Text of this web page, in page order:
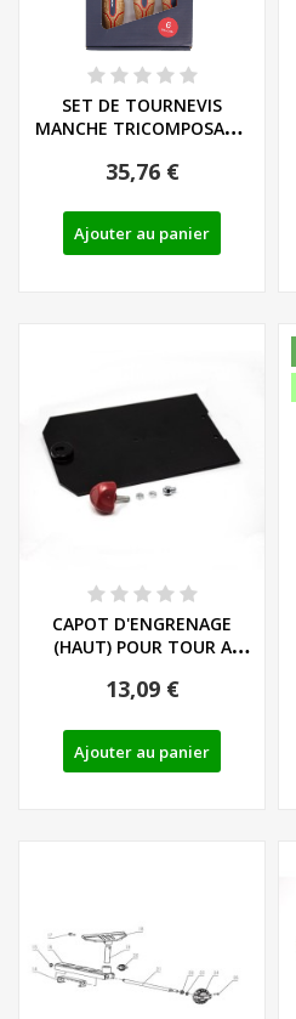
SET DE TOURNEVIS
MANCHE TRICOMPOSANT
35,76 €
Ajouter au panier
CAPOT D'ENGRENAGE
(HAUT) POUR TOUR A
13,09 €
Ajouter au panier